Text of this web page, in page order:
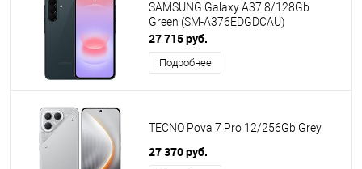
SAMSUNG Galaxy A37 8/128Gb
Green (SM-A376EDGDCAU)
27 715 руб.
Подробнее
TECNO Pova 7 Pro 12/256Gb Grey
27 370 руб.